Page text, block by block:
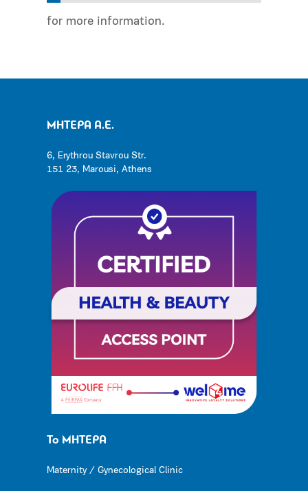
for more information.
ΜΗΤΕΡΑ Α.Ε.
6, Erythrou Stavrou Str.
151 23, Marousi, Athens
Το ΜΗΤΕΡΑ
Maternity / Gynecological Clinic